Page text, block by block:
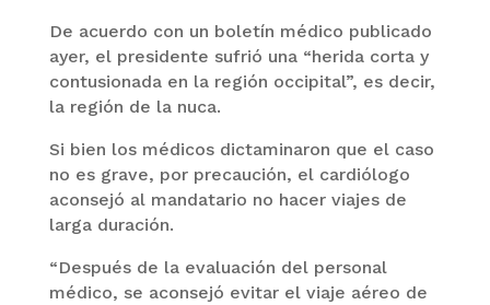
De acuerdo con un boletín médico publicado
ayer, el presidente sufrió una “herida corta y
contusionada en la región occipital”, es decir,
la región de la nuca.
Si bien los médicos dictaminaron que el caso
no es grave, por precaución, el cardiólogo
aconsejó al mandatario no hacer viajes de
larga duración.
“Después de la evaluación del personal
médico, se aconsejó evitar el viaje aéreo de